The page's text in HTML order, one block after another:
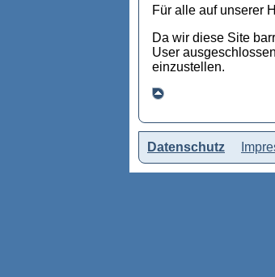
Für alle auf unserer
Da wir diese Site
User
einzustellen.
Datenschutz